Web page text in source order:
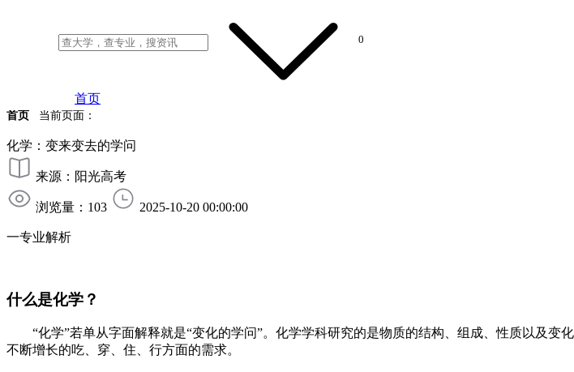
0
首页
当前页面：
首页
化学：变来变去的学问
来源：阳光高考
浏览量：103 2025-10-20 00:00:00
一专业解析
什么是化学？
“化学”若单从字面解释就是“变化的学问”。化学学科研究的是物质的结构、组成、性质以及
不断增长的吃、穿、住、行方面的需求。